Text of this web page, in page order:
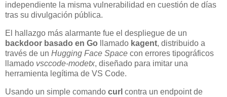
independiente la misma vulnerabilidad en cuestión de días
tras su divulgación pública.
El hallazgo más alarmante fue el despliegue de un
backdoor basado en Go llamado kagent, distribuido a
través de un Hugging Face Space con errores tipográficos
llamado vsccode-modetx, diseñado para imitar una
herramienta legítima de VS Code.
Usando un simple comando curl contra un endpoint de